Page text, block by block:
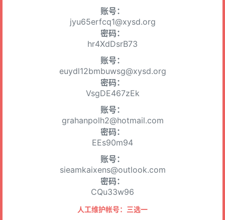
账号：
jyu65erfcq1@xysd.org
密码：
hr4XdDsrB73
账号：
euydl12bmbuwsg@xysd.org
密码：
VsgDE467zEk
账号：
grahanpolh2@hotmail.com
密码：
EEs90m94
账号：
sieamkaixens@outlook.com
密码：
CQu33w96
人工维护帐号：三选一